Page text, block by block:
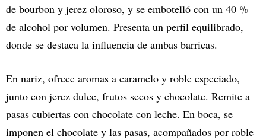
de bourbon y jerez oloroso, y se embotelló con un 40 %
de alcohol por volumen. Presenta un perfil equilibrado,
donde se destaca la influencia de ambas barricas.
En nariz, ofrece aromas a caramelo y roble especiado,
junto con jerez dulce, frutos secos y chocolate. Remite a
pasas cubiertas con chocolate con leche. En boca, se
imponen el chocolate y las pasas, acompañados por roble